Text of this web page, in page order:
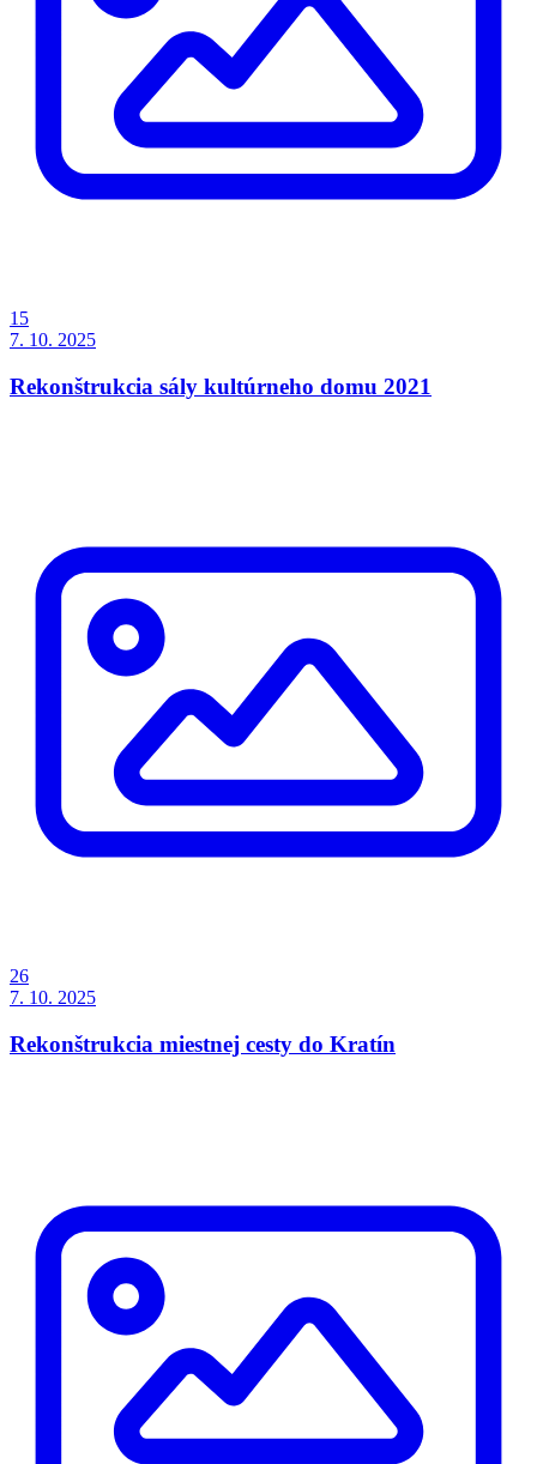
15
7. 10. 2025
Rekonštrukcia sály kultúrneho domu 2021
26
7. 10. 2025
Rekonštrukcia miestnej cesty do Kratín